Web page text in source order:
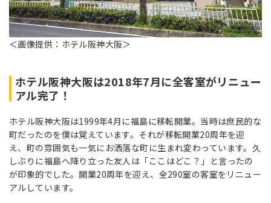
＜画像提供：ホテル阪神大阪＞
ホテル阪神大阪は2018年7月に全客室がリニュー
アル完了！
ホテル阪神大阪は1999年4月に福島に移転開業。当時は庶民的な
町だったのを僕は覚えています。それが移転開業20周年を迎
え、町の雰囲気も一気にお洒落な町に生まれ変わっています。久
しぶりに福島へ降り立った友人は「ここはどこ？」と言ったの
が印象的でした。開業20周年を迎え、全290室の客室をリニュー
アルしています。